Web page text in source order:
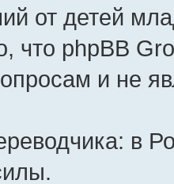
от детей
что phpBB
и не
в